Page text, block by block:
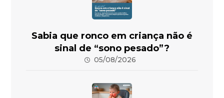
Sabia que ronco em criança não é
sinal de “sono pesado”?
05/08/2026